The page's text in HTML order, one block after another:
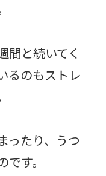
間と続いてく
るのもストレ
ったり、うつ
す。